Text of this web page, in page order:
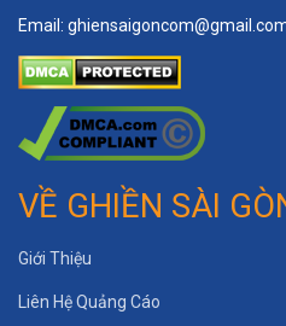
Email:
VỀ GHIỀN SÀI
Giới Thiệu
Liên Hệ Quảng Cáo